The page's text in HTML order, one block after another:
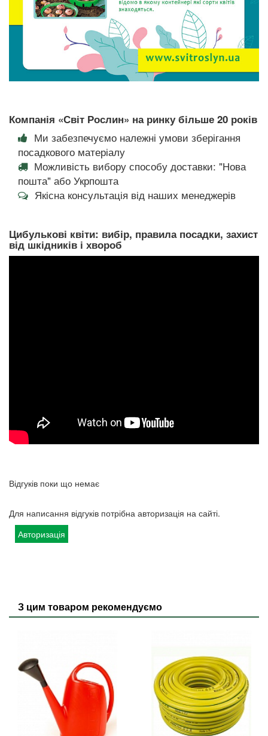
Компанія «Світ Рослин» на ринку більше 20 років
Ми забезпечуємо належні умови зберігання
посадкового матеріалу
Можливість вибору способу доставки: "Нова
пошта" або Укрпошта
Якісна консультація від наших менеджерів
Цибулькові квіти: вибір, правила посадки, захист
від шкідників і хвороб
Відгуків поки що немає
Для написання відгуків потрібна авторизація на сайті.
Авторизація
З цим товаром рекомендуємо